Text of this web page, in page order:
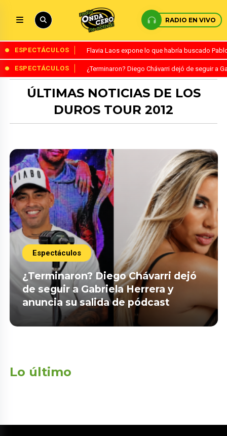
RADIO EN VIVO
ESPECTÁCULOS Flavia Laos expone lo que habría buscado
ESPECTÁCULOS ¿Terminaron? Diego Chávarri dejó de seguir a
ÚLTIMAS NOTICIAS DE LOS
DUROS TOUR 2012
Espectáculos
¿Terminaron? Diego Chávarri dejó
de seguir a Gabriela Herrera y
anuncia su salida de pódcast
Lo último